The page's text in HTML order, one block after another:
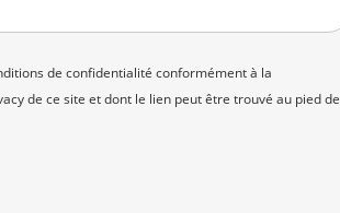
de confidentialité conformément à la
de ce site et dont le lien peut être trouvé au pied de